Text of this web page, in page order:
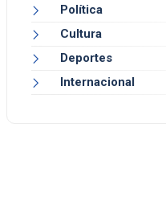
Política
Cultura
Deportes
Internacional